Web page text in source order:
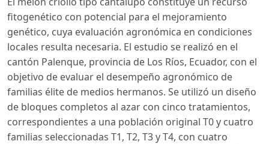
fitogenético con potencial para el mejoramiento
genético, cuya evaluación agronómica en condiciones
locales resulta necesaria. El estudio se realizó en el
cantón Palenque, provincia de Los Ríos, Ecuador, con el
objetivo de evaluar el desempeño agronómico de
familias élite de medios hermanos. Se utilizó un diseño
de bloques completos al azar con cinco tratamientos,
correspondientes a una población original T0 y cuatro
familias seleccionadas T1, T2, T3 y T4, con cuatro